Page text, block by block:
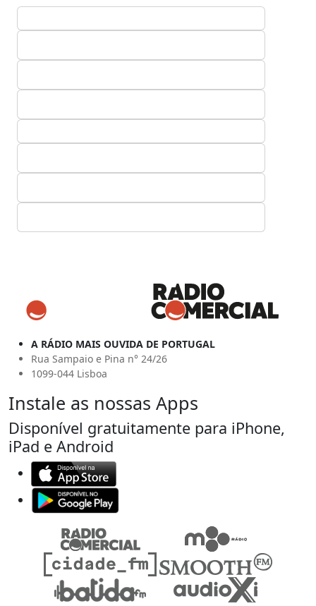
A RÁDIO MAIS OUVIDA DE PORTUGAL
Rua Sampaio e Pina n° 24/26
1099-044 Lisboa
Instale as nossas Apps
Disponível gratuitamente para iPhone,
iPad e Android